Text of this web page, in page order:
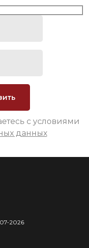
с условиями
данных
2026